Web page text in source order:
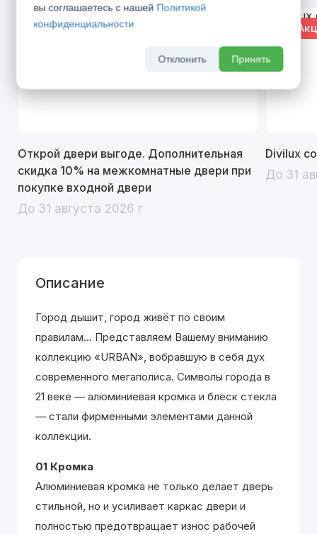
% Акция
Открой двери выгоде. Дополнительная
скидка 10% на межкомнатные двери при
покупке входной двери
До 31 августа 2026 г
%
Divilux
До 31
Описание
Город дышит, город живёт по своим
правилам... Представляем Вашему вниманию
коллекцию «URBAN», вобравшую в себя дух
современного мегаполиса. Символы города в
21 веке — алюминиевая кромка и блеск стекла
— стали фирменными элементами данной
коллекции.
01 Кромка
Алюминиевая кромка не только делает дверь
стильной, но и усиливает каркас двери и
полностью предотвращает износ рабочей
вы соглашаетесь с нашей Политикой
конфиденциальности
Отклонить Принять